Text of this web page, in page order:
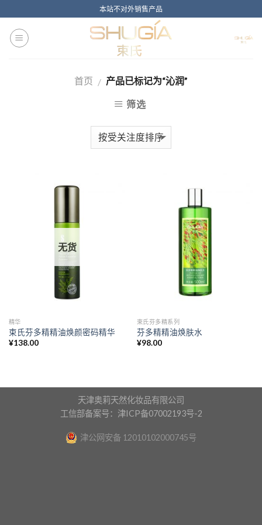
content
本站不对外销售产品
首页 / 产品已标记为“沁润”
筛选
无货
精华
束氏芬多精精油焕颜密码精华
¥138.00
束氏芬多精系列
芬多精精油焕肤水
¥98.00
天津奥莉天然化妆品有限公司
工信部备案号：津ICP备07002193号-2
津公网安备 12010102000745号